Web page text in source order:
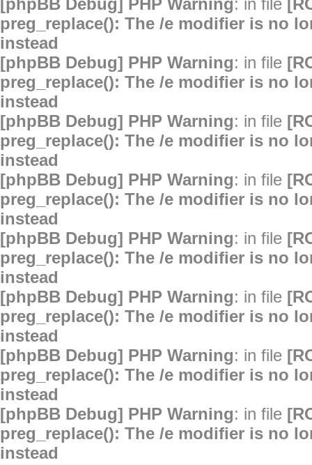
[phpBB Debug] PHP Warning: in file
preg_replace(): The /e modifier is no
instead
[phpBB Debug] PHP Warning: in file
preg_replace(): The /e modifier is no
instead
[phpBB Debug] PHP Warning: in file
preg_replace(): The /e modifier is no
instead
[phpBB Debug] PHP Warning: in file
preg_replace(): The /e modifier is no
instead
[phpBB Debug] PHP Warning: in file
preg_replace(): The /e modifier is no
instead
[phpBB Debug] PHP Warning: in file
preg_replace(): The /e modifier is no
instead
[phpBB Debug] PHP Warning: in file
preg_replace(): The /e modifier is no
instead
[phpBB Debug] PHP Warning: in file
preg_replace(): The /e modifier is no
instead